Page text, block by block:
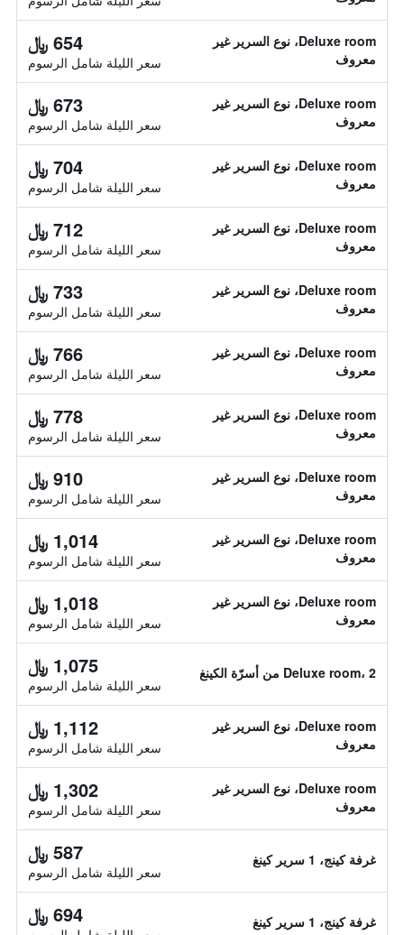
Deluxe room، نوع السرير غير
معروف
654 ﷼
سعر الليلة شامل الرسوم
Deluxe room، نوع السرير غير
معروف
673 ﷼
سعر الليلة شامل الرسوم
Deluxe room، نوع السرير غير
معروف
704 ﷼
سعر الليلة شامل الرسوم
Deluxe room، نوع السرير غير
معروف
712 ﷼
سعر الليلة شامل الرسوم
Deluxe room، نوع السرير غير
معروف
733 ﷼
سعر الليلة شامل الرسوم
Deluxe room، نوع السرير غير
معروف
766 ﷼
سعر الليلة شامل الرسوم
Deluxe room، نوع السرير غير
معروف
778 ﷼
سعر الليلة شامل الرسوم
Deluxe room، نوع السرير غير
معروف
910 ﷼
سعر الليلة شامل الرسوم
Deluxe room، نوع السرير غير
معروف
1,014 ﷼
سعر الليلة شامل الرسوم
Deluxe room، نوع السرير غير
معروف
1,018 ﷼
سعر الليلة شامل الرسوم
Deluxe room، 2 من أسرّة الكينغ 1,075 ﷼
سعر الليلة شامل الرسوم
Deluxe room، نوع السرير غير
معروف
1,112 ﷼
سعر الليلة شامل الرسوم
Deluxe room، نوع السرير غير
معروف
1,302 ﷼
سعر الليلة شامل الرسوم
غرفة كينج، 1 سرير كينغ 587 ﷼
سعر الليلة شامل الرسوم
غرفة كينج، 1 سرير كينغ 694 ﷼